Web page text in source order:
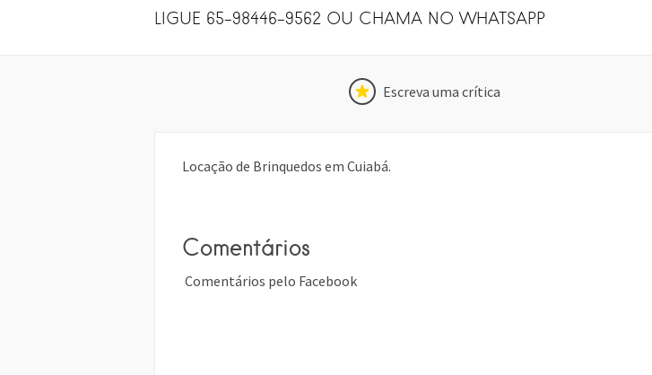
LIGUE 65-98446-9562 OU CHAMA NO WHATSAPP
Escreva uma crítica
Locação de Brinquedos em Cuiabá.
Comentários
Comentários pelo Facebook